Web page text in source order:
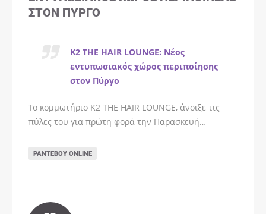
ΣΤΟΝ ΠΎΡΓΟ
K2 THE HAIR LOUNGE: Νέος
εντυπωσιακός χώρος περιποίησης
στον Πύργο
Το κομμωτήριο K2 THE HAIR LOUNGE, άνοιξε τις
πύλες του για πρώτη φορά την Παρασκευή…
ΡΑΝΤΕΒΟΎ ONLINE